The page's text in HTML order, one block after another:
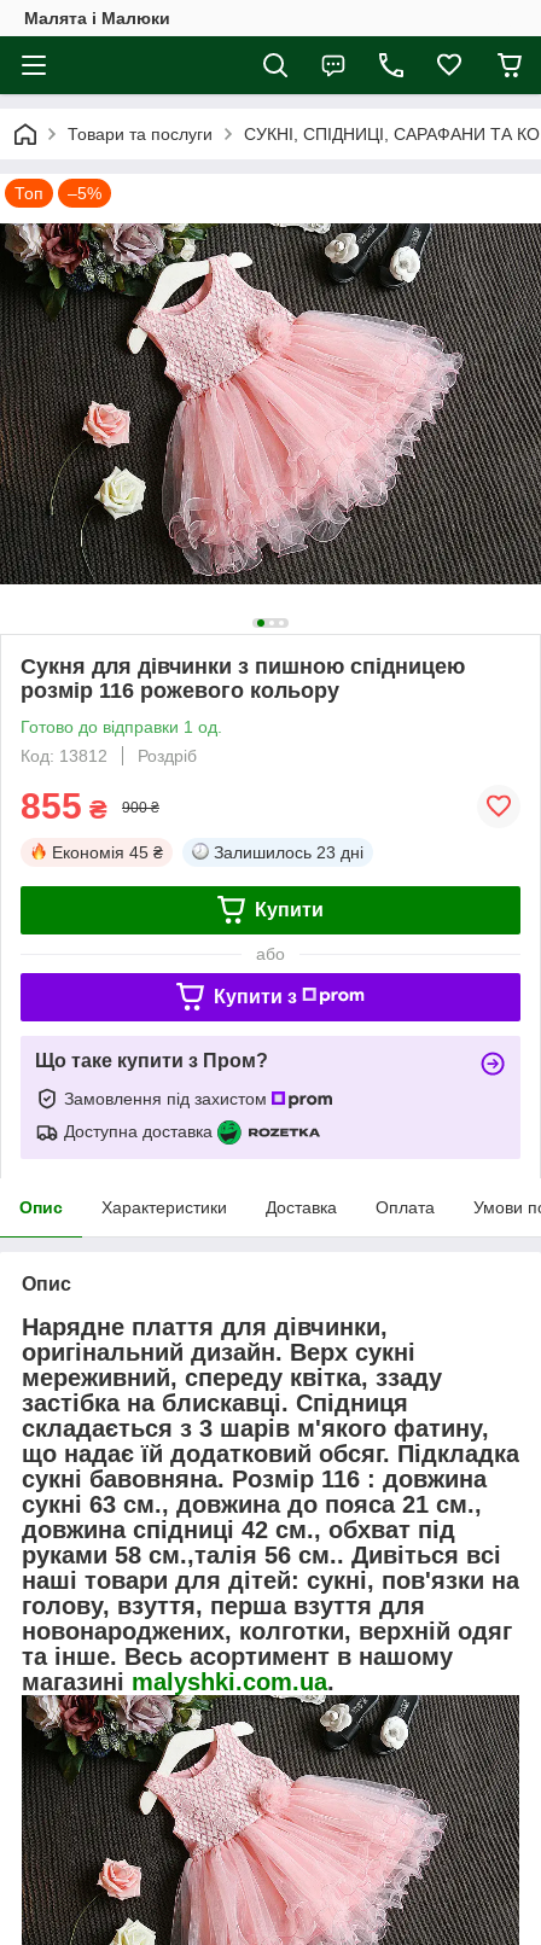
Малята і Малюки
Товари та послуги СУКНІ, СПІДНИЦІ, САРАФАНИ ТА
Топ –5%
Сукня для дівчинки з пишною спідницею
розмір 116 рожевого кольору
Готово до відправки 1 од.
Код: 13812
Роздріб
855 ₴ 900 ₴
Економія 45 ₴ Залишилось 23 дні
Купити
або
Купити з
Що таке купити з Пром?
Замовлення під захистом
Доступна доставка
Опис Характеристики Доставка Оплата Умови
Опис
Нарядне плаття для дівчинки,
оригінальний дизайн. Верх сукні
мереживний, спереду квітка, ззаду
застібка на блискавці. Спідниця
складається з 3 шарів м'якого фатину,
що надає їй додатковий обсяг. Підкладка
сукні бавовняна. Розмір 116 : довжина
сукні 63 см., довжина до пояса 21 см.,
довжина спідниці 42 см., обхват під
руками 58 см.,талія 56 см.. Дивіться всі
наші товари для дітей: сукні, пов'язки на
голову, взуття, перша взуття для
новонароджених, колготки, верхній одяг
та інше. Весь асортимент в нашому
магазині malyshki.com.ua.